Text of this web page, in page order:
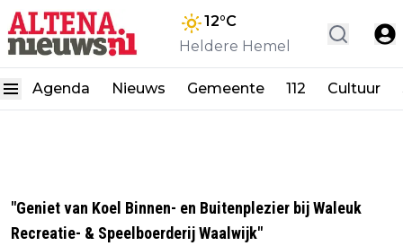
12°C
Heldere Hemel
Agenda Nieuws Gemeente 112 Cultuur
"Geniet van Koel Binnen- en Buitenplezier bij Waleuk
Recreatie- & Speelboerderij Waalwijk"